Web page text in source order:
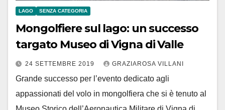
LAGO SENZA CATEGORIA
Mongolfiere sul lago: un successo
targato Museo di Vigna di Valle
24 SETTEMBRE 2019 GRAZIAROSA VILLANI
Grande successo per l’evento dedicato agli
appassionati del volo in mongolfiera che si è tenuto al